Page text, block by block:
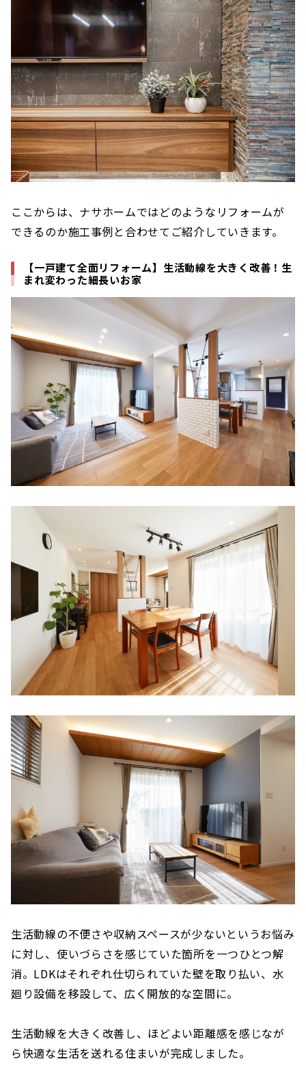
ここからは、ナサホームではどのようなリフォームが
できるのか施工事例と合わせてご紹介していきます。
【一戸建て全面リフォーム】生活動線を大きく改善！生
まれ変わった細長いお家
生活動線の不便さや収納スペースが少ないというお悩み
に対し、使いづらさを感じていた箇所を一つひとつ解
消。LDKはそれぞれ仕切られていた壁を取り払い、水
廻り設備を移設して、広く開放的な空間に。
生活動線を大きく改善し、ほどよい距離感を感じなが
ら快適な生活を送れる住まいが完成しました。